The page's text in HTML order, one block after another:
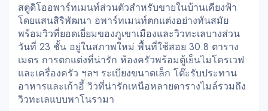
สตูดิโออพาร์ทเมนท์ส่วนตัวสำหรับขายในบ้านเคียงฟ้า
โดยแสนสิริพัฒนา อพาร์ทเมนท์ตกแต่งอย่างทันสมัย
พร้อมวิวที่ยอดเยี่ยมของภูเขาเมืองและวิวทะเลบางส่วน
วันที่ 23 ชั้น อยู่ในสภาพใหม่ พื้นที่ใช้สอย 30.8 ตาราง
เมตร การตกแต่งที่น่ารัก ห้องครัวพร้อมตู้เย็นไมโครเวฟ
และเครื่องครัว ฯลฯ ระเบียงขนาดเล็ก โต๊ะรับประทาน
อาหารและเก้าอี้ วิวที่น่ารักเหนือหลายตารางไมล์รวมถึง
วิวทะเลแบบพาโนรามา